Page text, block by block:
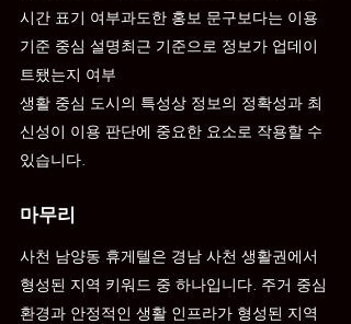
시간 표기 여부과도한 홍보 문구보다는 이용
기준 중심 설명최근 기준으로 정보가 업데이
트됐는지 여부
생활 중심 도시의 특성상 정보의 정확성과 최
신성이 이용 판단에 중요한 요소로 작용할 수
있습니다.
마무리
사천 남양동 휴게텔은 경남 사천 생활권에서
형성된 지역 키워드 중 하나입니다. 주거 중심
환경과 안정적인 생활 인프라가 형성된 지역